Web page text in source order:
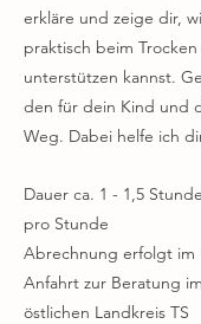
erkläre und zeige dir,
praktisch beim
unterstützen kannst.
den für dein Kind und
Weg. Dabei helfe ich
Dauer ca. 1 -
pro
Abrechnung erfolgt im
Anfahrt zur Beratung
östlichen